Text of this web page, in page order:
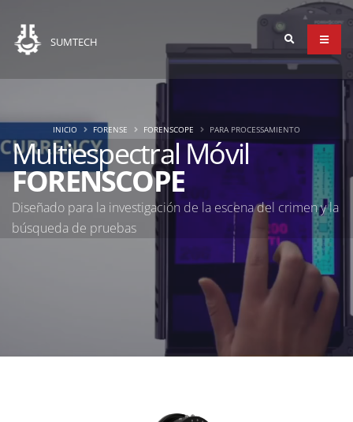
SUMTECH
Multiespectral Móvil
FORENSCOPE
Diseñado para la investigación de la escena del crimen y la
búsqueda de pruebas
INICIO FORENSE FORENSCOPE PARA PROCESSAMIENTO